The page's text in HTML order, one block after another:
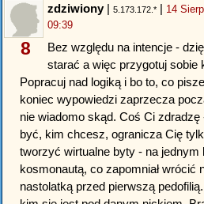
8
zdziwiony| 5.173.172.* | 14
09:39
Bez względu na intencje -
starać a więc przygotuj sobie
Popracuj nad logiką i bo to, co
koniec wypowiedzi zaprzecza
nie wiadomo skąd. Coś Ci
być, kim chcesz, ogranicza Cię
tworzyć wirtualne byty - na jednym
kosmonautą, co zapomniał wrócić
nastolatką przed pierwszą